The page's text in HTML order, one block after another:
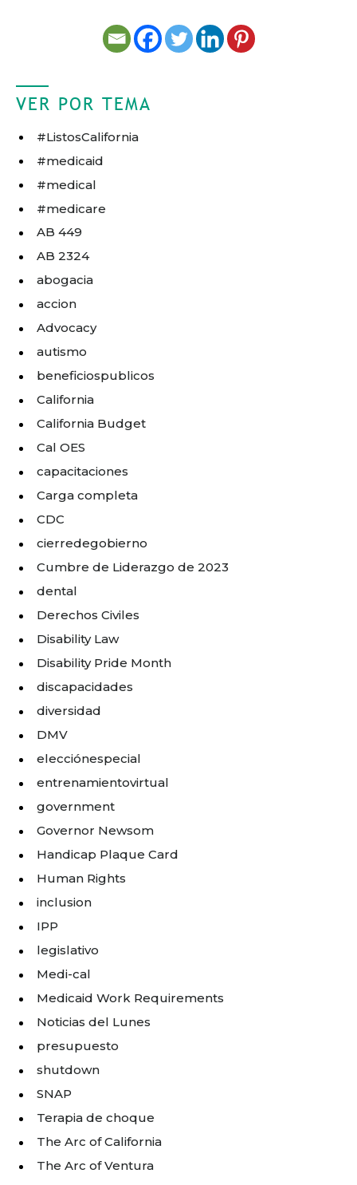
VER POR TEMA
#ListosCalifornia
#medicaid
#medical
#medicare
AB 449
AB 2324
abogacia
accion
Advocacy
autismo
beneficiospublicos
California
California Budget
Cal OES
capacitaciones
Carga completa
CDC
cierredegobierno
Cumbre de Liderazgo de 2023
dental
Derechos Civiles
Disability Law
Disability Pride Month
discapacidades
diversidad
DMV
elecciónespecial
entrenamientovirtual
government
Governor Newsom
Handicap Plaque Card
Human Rights
inclusion
IPP
legislativo
Medi-cal
Medicaid Work Requirements
Noticias del Lunes
presupuesto
shutdown
SNAP
Terapia de choque
The Arc of California
The Arc of Ventura